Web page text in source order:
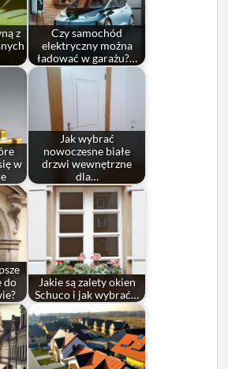
z
Czy samochód
elektryczny można
ładować w garażu?…
w
Jak wybrać
nowoczesne białe
drzwi wewnętrzne
dla…
do
Jakie są zalety okien
Schuco i jak wybrać…